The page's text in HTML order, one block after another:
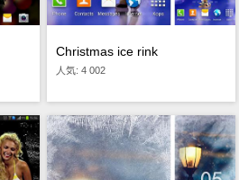
Christmas ice rink
人気: 4 002